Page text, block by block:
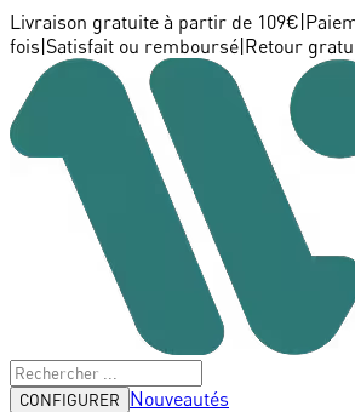
Livraison gratuite à partir de 109€
fois Satisfait ou remboursé Retour
CONFIGURER
Nouveautés